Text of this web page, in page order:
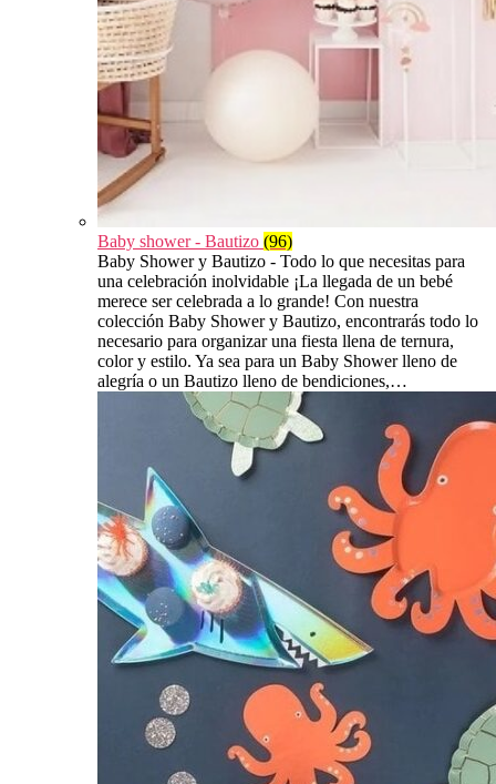
Baby shower - Bautizo (96)
Baby Shower y Bautizo - Todo lo que necesitas para
una celebración inolvidable ¡La llegada de un bebé
merece ser celebrada a lo grande! Con nuestra
colección Baby Shower y Bautizo, encontrarás todo lo
necesario para organizar una fiesta llena de ternura,
color y estilo. Ya sea para un Baby Shower lleno de
alegría o un Bautizo lleno de bendiciones,…